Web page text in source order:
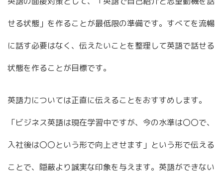
せる状態」を作ることが最低限の準備です。すべてを流暢
に話す必要はなく、伝えたいことを整理して英語で話せる
状態を作ることが目標です。
英語力については正直に伝えることをおすすめします。
「ビジネス英語は現在学習中ですが、今の水準は〇〇で、
入社後は〇〇という形で向上させます」という形で伝える
ことで、隠蔽より誠実な印象を与えます。英語ができない